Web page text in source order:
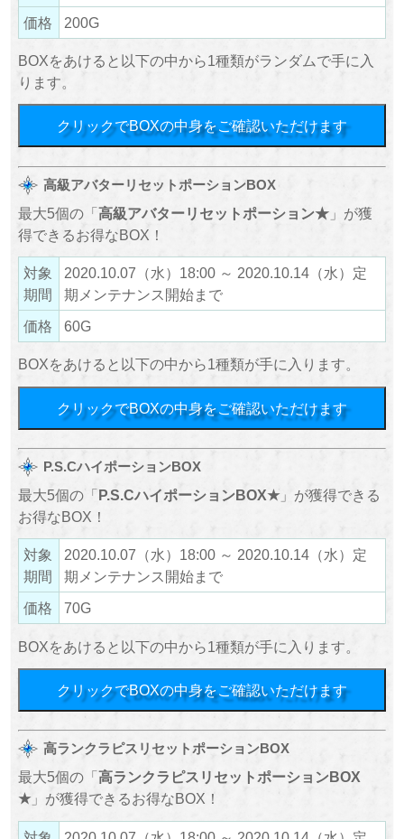
価格
200G
BOXをあけると以下の中から1種類がランダムで手に入
ります。
クリックでBOXの中身をご確認いただけます
高級アバターリセットポーションBOX
最大5個の「高級アバターリセットポーション★」が獲
得できるお得なBOX！
対象
期間
2020.10.07（水）18:00 ～ 2020.10.14（水）定
期メンテナンス開始まで
価格
60G
BOXをあけると以下の中から1種類が手に入ります。
クリックでBOXの中身をご確認いただけます
P.S.CハイポーションBOX
最大5個の「P.S.CハイポーションBOX★」が獲得できる
お得なBOX！
対象
期間
2020.10.07（水）18:00 ～ 2020.10.14（水）定
期メンテナンス開始まで
価格
70G
BOXをあけると以下の中から1種類が手に入ります。
クリックでBOXの中身をご確認いただけます
高ランクラピスリセットポーションBOX
最大5個の「 高ランクラピスリセットポーションBOX
★」が獲得できるお得なBOX！